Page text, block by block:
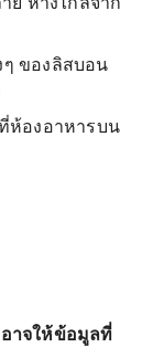
ของลิสบอน
ห้องอาหารบน
าจให้ข้อมูลที่